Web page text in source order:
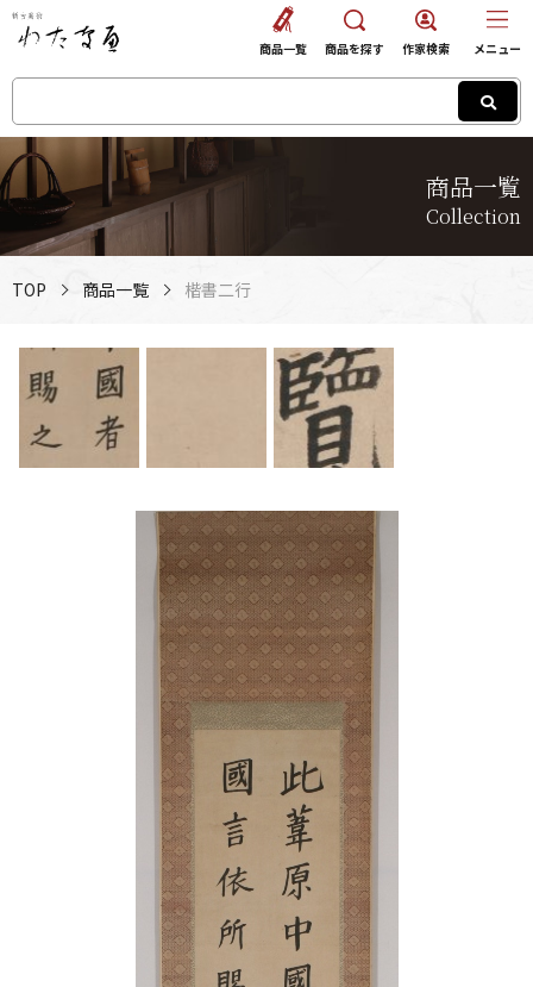
商品一覧
Collection
商品一覧 商品を探す 作家検索 メニュー
TOP 商品一覧 楷書二行